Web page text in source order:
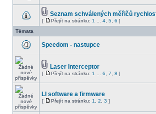
Seznam schválených měřičů
[ Přejít na stránku: 1 4 5 6 ]
Témata
Speedom - nastupce
Laser Interceptor
[ Přejít na stránku: 1 6 7 8 ]
LI software a firmware
[ Přejít na stránku: 1 2 3 ]